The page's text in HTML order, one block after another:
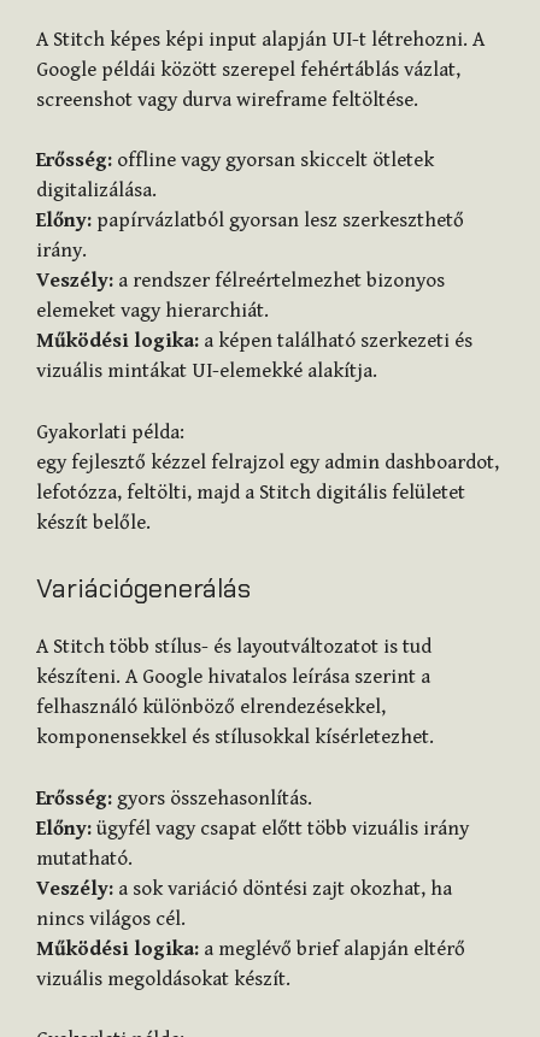
A Stitch képes képi input alapján UI-t létrehozni. A
Google példái között szerepel fehértáblás vázlat,
screenshot vagy durva wireframe feltöltése.
Erősség: offline vagy gyorsan skiccelt ötletek
digitalizálása.
Előny: papírvázlatból gyorsan lesz szerkeszthető
irány.
Veszély: a rendszer félreértelmezhet bizonyos
elemeket vagy hierarchiát.
Működési logika: a képen található szerkezeti és
vizuális mintákat UI-elemekké alakítja.
Gyakorlati példa:
egy fejlesztő kézzel felrajzol egy admin dashboardot,
lefotózza, feltölti, majd a Stitch digitális felületet
készít belőle.
Variációgenerálás
A Stitch több stílus- és layoutváltozatot is tud
készíteni. A Google hivatalos leírása szerint a
felhasználó különböző elrendezésekkel,
komponensekkel és stílusokkal kísérletezhet.
Erősség: gyors összehasonlítás.
Előny: ügyfél vagy csapat előtt több vizuális irány
mutatható.
Veszély: a sok variáció döntési zajt okozhat, ha
nincs világos cél.
Működési logika: a meglévő brief alapján eltérő
vizuális megoldásokat készít.